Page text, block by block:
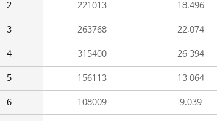
2 221013 18.496
3 263768 22.074
4 315400 26.394
5 156113 13.064
6 108009 9.039